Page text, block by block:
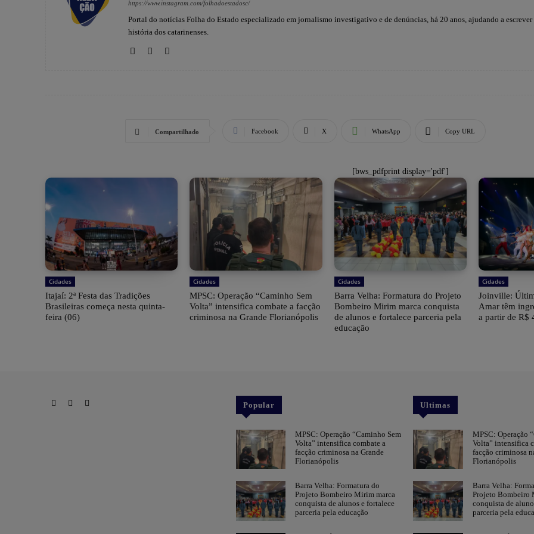
https://www.instagram.com/folhadoestadosc/
Portal do notícias Folha do Estado especializado em jornalismo investigativo e de denúncias, há 20 anos, ajudando a escrever
história dos catarinenses.
Compartilhado Facebook X WhatsApp Copy URL
[bws_pdfprint display='pdf']
Cidades
​Itajaí: 2ª Festa das Tradições
Brasileiras começa nesta quinta-
feira (06)
Cidades
MPSC: Operação “Caminho Sem
Volta” intensifica combate a facção
criminosa na Grande Florianópolis
Cidades
Barra Velha: Formatura do Projeto
Bombeiro Mirim marca conquista
de alunos e fortalece parceria pela
educação
Cidades
Joinville:
Amar têm
a partir de R$
Popular
MPSC: Operação “Caminho Sem
Volta” intensifica combate a
facção criminosa na Grande
Florianópolis
Barra Velha: Formatura do
Projeto Bombeiro Mirim marca
conquista de alunos e fortalece
parceria pela educação
Ultimas
MPSC: Operação
Volta” intensifica
facção criminosa
Florianópolis
Barra Velha:
Projeto Bombeiro
conquista de
parceria pela